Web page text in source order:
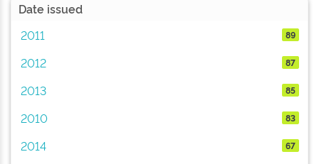
Date issued
2011
89
2012 87
2013 85
2010 83
2014 67